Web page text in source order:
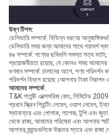
উষ্ণ টিপস:
ডেলিভারি সম্পর্কে: বিভিন্ন ধরণের
ডেলিভারি সময় জন্য আমাদের সাথে পরামর্শ
রঙ সম্পর্কে: পণ্যের ছবিগুলি সমস্ত সত্য ফটো,
প্রয়োজনীয়তা রয়েছে, যে কোনও সময়
গুণমান সম্পর্কে: চালানের আগে, পণ্য
পরিদর্শন বিভাগ রয়েছে।আপনার টাকা নিরাপদ
আমাদের সম্পর্কে:
T&K গার্মেন্ট এক্সেসরিজ কোং, লিমিটেড
প্রধান স্ক্রিন প্রিন্টিং লেবেল, ওয়াশ লেবেল,
স্থানান্তর এবং পোশাক, লাগেজ, টুপি এবং
থেকে রাজা, আমাদের পরিষেবা এবং আপনার
আপনার ব্র্যান্ডগুলিকে উচ্চতর স্তরে এবং রাজা